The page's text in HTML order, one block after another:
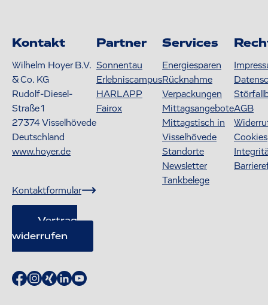
Kontakt
Wilhelm Hoyer B.V.
& Co. KG
Rudolf-Diesel-
Straße 1
27374Visselhövede
Deutschland
www.hoyer.de
Kontaktformular
Vertrag
widerrufen
Partner
Sonnentau
Erlebniscampus
HARLAPP
Fairox
Services
Energiesparen
Rücknahme
Verpackungen
Mittagsangebote
Mittagstisch in
Visselhövede
Standorte
Newsletter
Tankbelege
AGB
Cookies